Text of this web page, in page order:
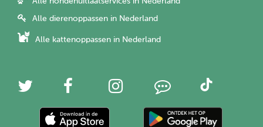
Alle dierenoppassen in Nederland
Alle kattenoppassen in Nederland